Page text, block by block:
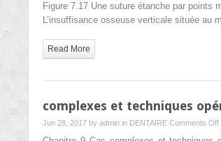
Figure 7.17 Une suture étanche par points
L’insuffisance osseuse verticale située au
Read More
complexes et techniques
Jun 28, 2017 by admin in DENTAIRE Comments Off